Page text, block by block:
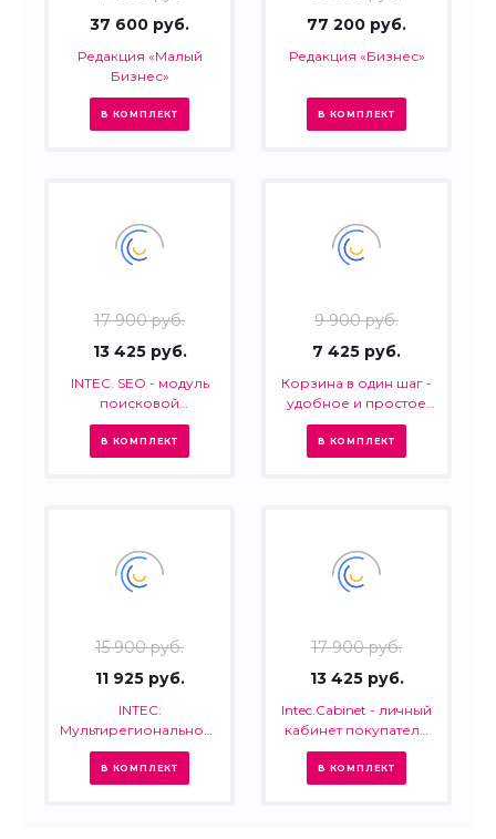
37 600 руб.
Редакция «Малый
Бизнес»
В КОМПЛЕКТ
77 200 руб.
Редакция «Бизнес»
В КОМПЛЕКТ
17 900 руб.
13 425 руб.
INTEC. SEO - модуль
поисковой
оптимизации: seo -
фильтр, генерация
сео - текстов, H1, мета-
В КОМПЛЕКТ
9 900 руб.
7 425 руб.
Корзина в один шаг -
удобное и простое
оформление заказа в
интернет-магазине
В КОМПЛЕКТ
15 900 руб.
11 925 руб.
INTEC:
Мультирегиональность
- региональная сеть
вашего сайта с
продвижением в
В КОМПЛЕКТ
17 900 руб.
13 425 руб.
Intec.Cabinet - личный
кабинет покупателя
для интернет-
магазина (B2B и B2C)
В КОМПЛЕКТ